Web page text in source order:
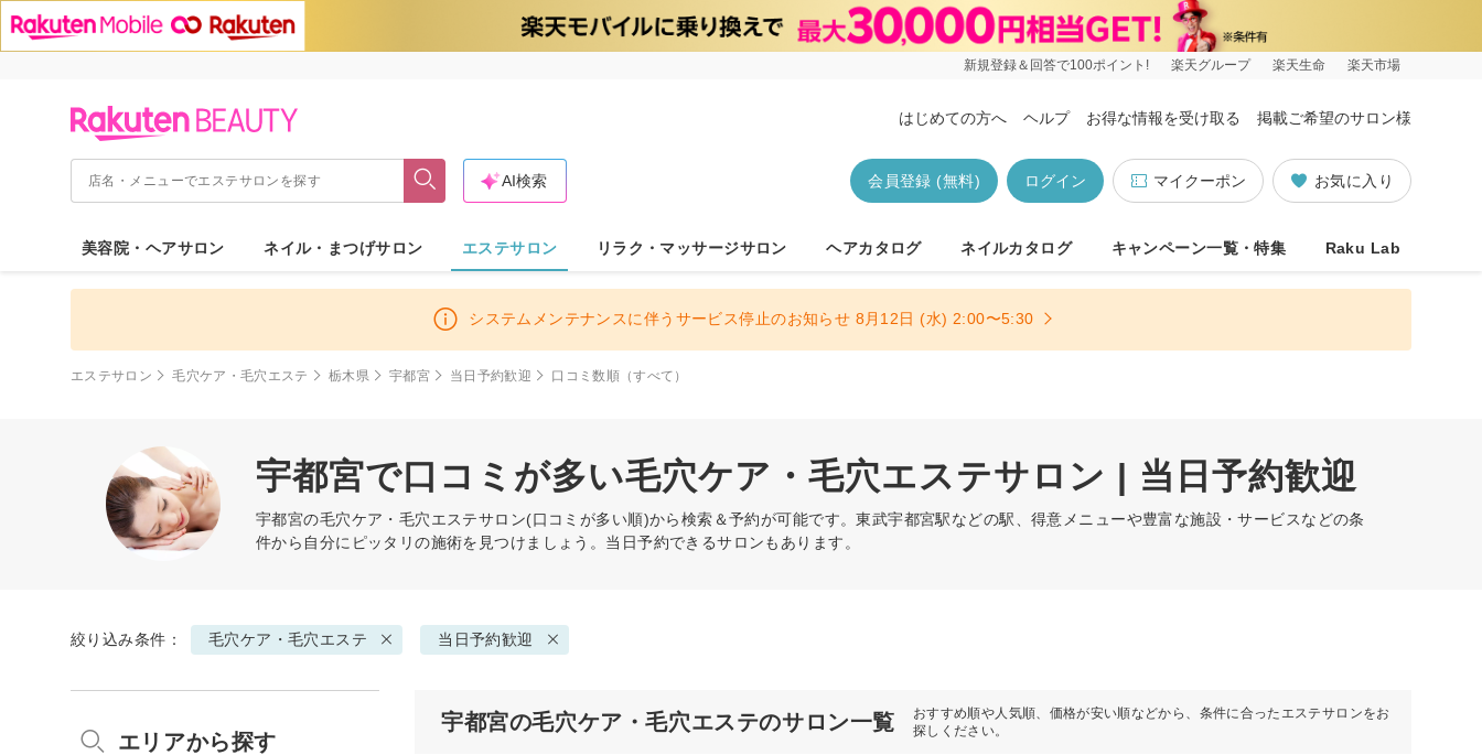
新規登録＆回答で100ポイント! 楽天グループ 楽天生命 楽天市場
はじめての方へ ヘルプ お得な情報を受け取る 掲載ご希望のサロン様
お気に入り
マイクーポン
ログイン
会員登録 (無料)
AI検索
美容院・ヘアサロン ネイル・まつげサロン エステサロン リラク・マッサージサロン ヘアカタログ ネイルカタログ キャンペーン一覧・特集 Raku Lab
システムメンテナンスに伴うサービス停止のお知らせ 8月12日 (水) 2:00〜5:30
エステサロン 毛穴ケア・毛穴エステ 栃木県 宇都宮 当日予約歓迎 口コミ数順（すべて）
宇都宮で口コミが多い毛穴ケア・毛穴エステサロン | 当日予約歓迎
宇都宮の毛穴ケア・毛穴エステサロン(口コミが多い順)から検索＆予約が可能です。東武宇都宮駅などの駅、得意メニューや豊富な施設・サービスなどの条
件から自分にピッタリの施術を見つけましょう。当日予約できるサロンもあります。
絞り込み条件： 毛穴ケア・毛穴エステ 当日予約歓迎
宇都宮の毛穴ケア・毛穴エステのサロン一覧
おすすめ順や人気順、価格が安い順などから、条件に合ったエステサロンをお
探しください。
エリアから探す